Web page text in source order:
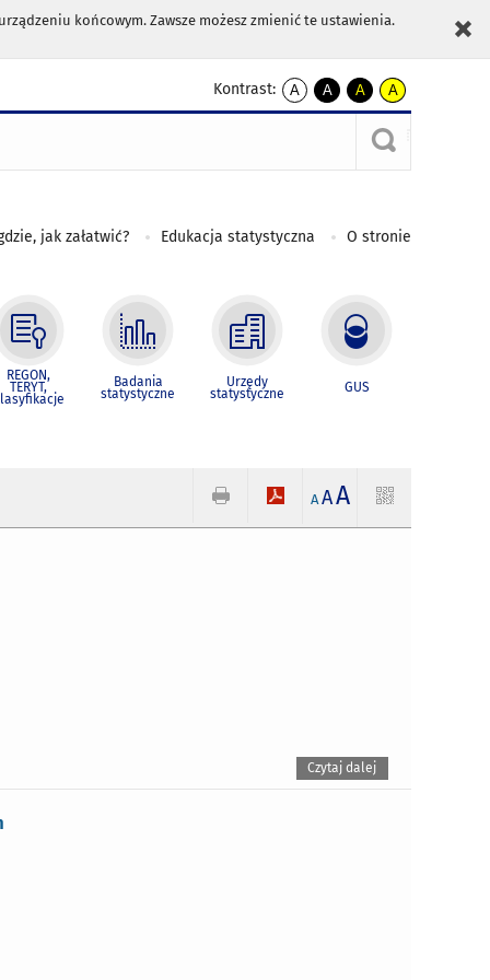
końcowym. Zawsze możesz zmienić te ustawienia.
Kontrast:
A
kontrast
A
kontrast
czarnym
A
kontrast
żółty
tekst
czarnym
A
kontrast
czarny
tekst
żółtym
jak załatwić? Edukacja statystyczna O stronie
REGON,
TERYT, Badania
statystyczne
Urzędy
statystyczne GUS
A AA
Czytaj dalej